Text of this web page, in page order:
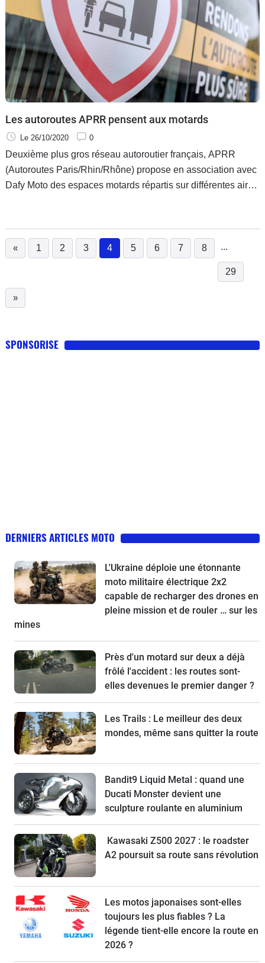
Les autoroutes APRR pensent aux motards
Le 26/10/2020 0
Deuxième plus gros réseau autoroutier français, APRR
(Autoroutes Paris/Rhin/Rhône) propose en association avec
Dafy Moto des espaces motards répartis sur différentes aires
« 1 2 3 4
(current)
5 6 7 8 ...
29
»
SPONSORISE
DERNIERS ARTICLES MOTO
L'Ukraine déploie une étonnante
moto militaire électrique 2x2
capable de recharger des drones en
pleine mission et de rouler … sur les
mines
Près d'un motard sur deux a déjà
frôlé l'accident : les routes sont-
elles devenues le premier danger ?
Les Trails : Le meilleur des deux
mondes, même sans quitter la route
Bandit9 Liquid Metal : quand une
Ducati Monster devient une
sculpture roulante en aluminium
Kawasaki Z500 2027 : le roadster
A2 poursuit sa route sans révolution
Les motos japonaises sont-elles
toujours les plus fiables ? La
légende tient-elle encore la route en
2026 ?